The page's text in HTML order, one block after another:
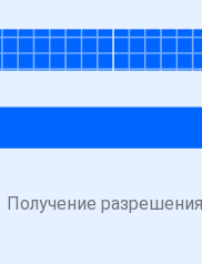
Получение